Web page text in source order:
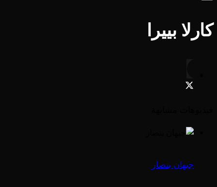
كارلا بييرا
جيهان بنصار